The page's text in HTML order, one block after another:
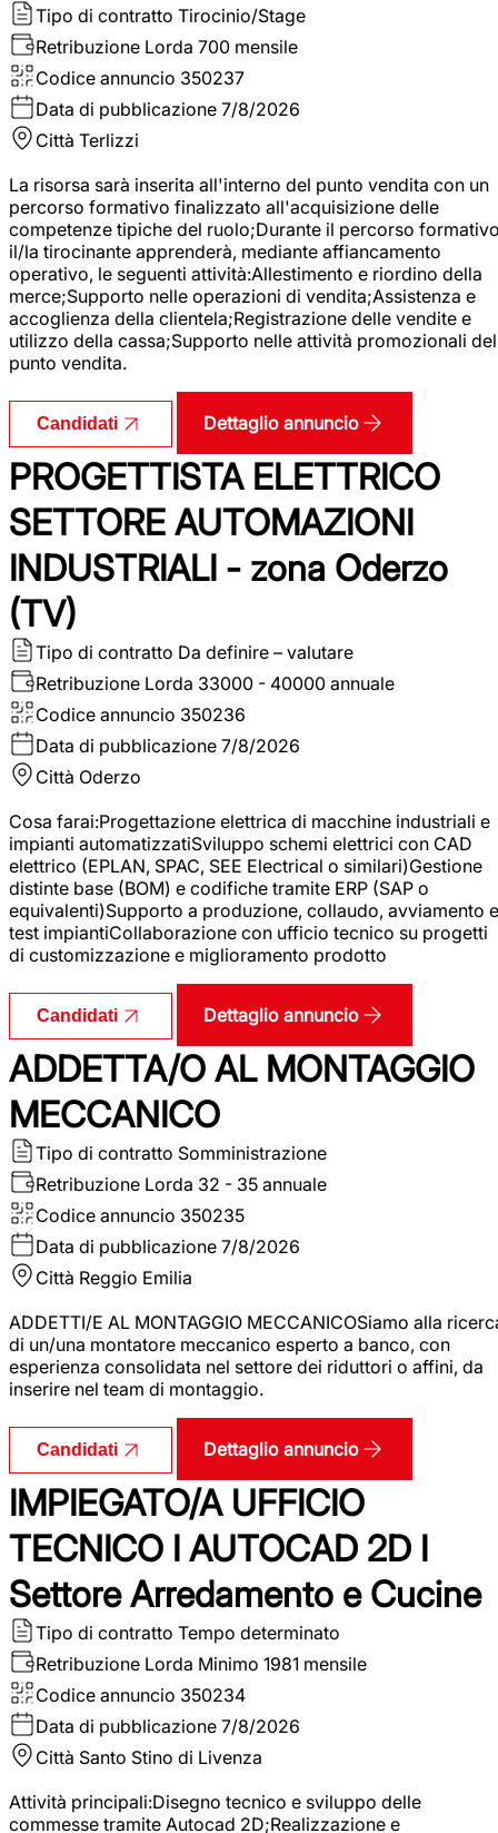
Tipo di contratto Tirocinio/Stage
Retribuzione Lorda 700 mensile
Codice annuncio 350237
Data di pubblicazione 7/8/2026
Città Terlizzi
La risorsa sarà inserita all'interno del punto vendita con un
percorso formativo finalizzato all'acquisizione delle
competenze tipiche del ruolo;Durante il percorso
il/la tirocinante apprenderà, mediante affiancamento
operativo, le seguenti attività:Allestimento e riordino della
merce;Supporto nelle operazioni di vendita;Assistenza e
accoglienza della clientela;Registrazione delle vendite e
utilizzo della cassa;Supporto nelle attività promozionali del
punto vendita.
Candidati Dettaglio annuncio
PROGETTISTA ELETTRICO
SETTORE AUTOMAZIONI
INDUSTRIALI - zona Oderzo
(TV)
Tipo di contratto Da definire – valutare
Retribuzione Lorda 33000 - 40000 annuale
Codice annuncio 350236
Data di pubblicazione 7/8/2026
Città Oderzo
Cosa farai:Progettazione elettrica di macchine industriali e
impianti automatizzatiSviluppo schemi elettrici con CAD
elettrico (EPLAN, SPAC, SEE Electrical o similari)Gestione
distinte base (BOM) e codifiche tramite ERP (SAP o
equivalenti)Supporto a produzione, collaudo, avviamento e
test impiantiCollaborazione con ufficio tecnico su progetti
di customizzazione e miglioramento prodotto
Candidati Dettaglio annuncio
ADDETTA/O AL MONTAGGIO
MECCANICO
Tipo di contratto Somministrazione
Retribuzione Lorda 32 - 35 annuale
Codice annuncio 350235
Data di pubblicazione 7/8/2026
Città Reggio Emilia
ADDETTI/E AL MONTAGGIO MECCANICOSiamo alla
di un/una montatore meccanico esperto a banco, con
esperienza consolidata nel settore dei riduttori o affini, da
inserire nel team di montaggio.
Candidati Dettaglio annuncio
IMPIEGATO/A UFFICIO
TECNICO I AUTOCAD 2D I
Settore Arredamento e Cucine
Tipo di contratto Tempo determinato
Retribuzione Lorda Minimo 1981 mensile
Codice annuncio 350234
Data di pubblicazione 7/8/2026
Città Santo Stino di Livenza
Attività principali:Disegno tecnico e sviluppo delle
commesse tramite Autocad 2D;Realizzazione e